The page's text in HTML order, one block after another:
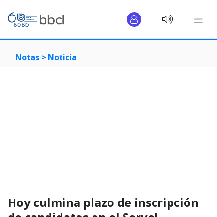
Notas > Noticia
Hoy culmina plazo de inscripción